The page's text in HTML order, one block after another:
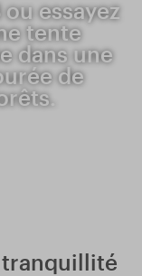
essayez
tente
dans une
de